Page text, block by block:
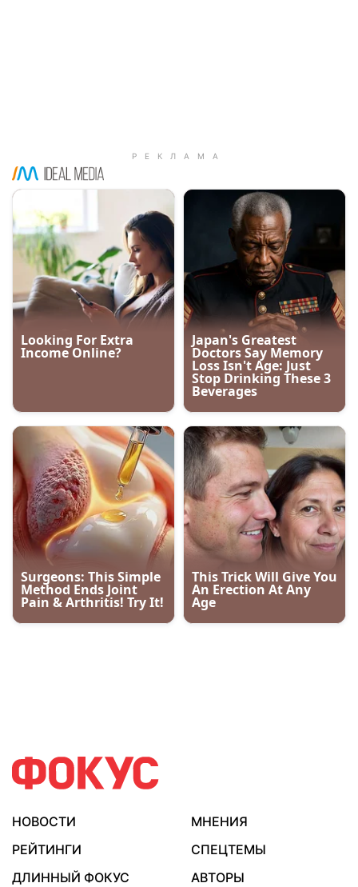
НОВОСТИ
МНЕНИЯ
РЕЙТИНГИ
СПЕЦТЕМЫ
ДЛИННЫЙ ФОКУС
АВТОРЫ